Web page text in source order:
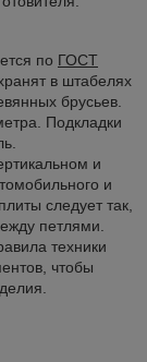
по ГОСТ
в штабелях
брусьев.
Подкладки
и
и
следует так,
петлями.
техники
чтобы